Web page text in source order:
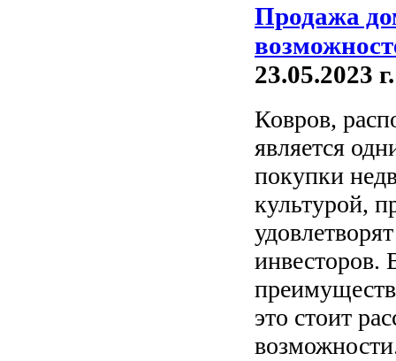
Продажа
23.05.2023 г.
Ковров,
является
покупки
культурой,
инвесторов.
это стоит